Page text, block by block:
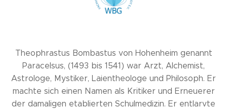
Theophrastus Bombastus von Hohenheim genannt
Paracelsus, (1493 bis 1541) war Arzt, Alchemist,
Astrologe, Mystiker, Laientheologe und Philosoph. Er
machte sich einen Namen als Kritiker und Erneuerer
der damaligen etablierten Schulmedizin. Er entlarvte